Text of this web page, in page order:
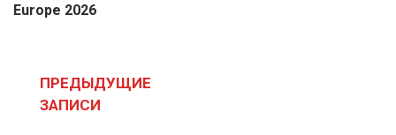
Europe 2026
записям
ПРЕДЫДУЩИЕ
ЗАПИСИ